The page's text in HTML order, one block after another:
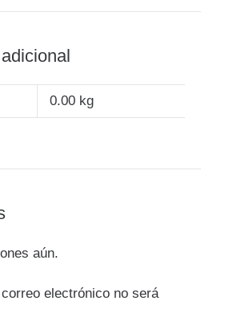
0.00 kg
aún.
electrónico no será